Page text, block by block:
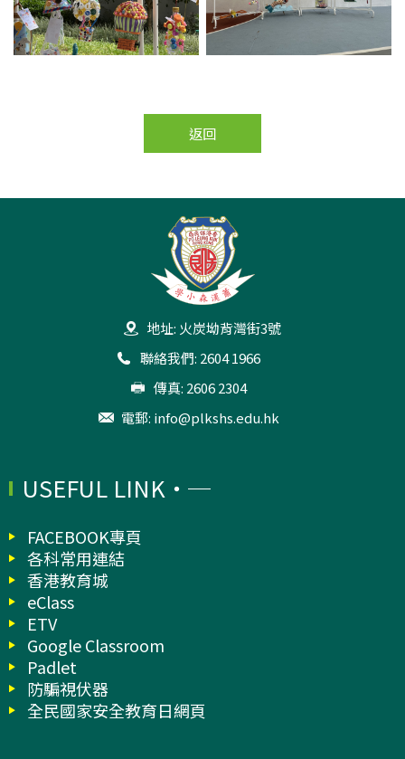
返回
地址: 火炭坳背灣街3號
聯絡我們: 2604 1966
傳真: 2606 2304
電郵: info@plkshs.edu.hk
USEFUL LINK
FACEBOOK專頁
各科常用連結
香港教育城
eClass
ETV
Google Classroom
Padlet
防騙視伏器
全民國家安全教育日網頁